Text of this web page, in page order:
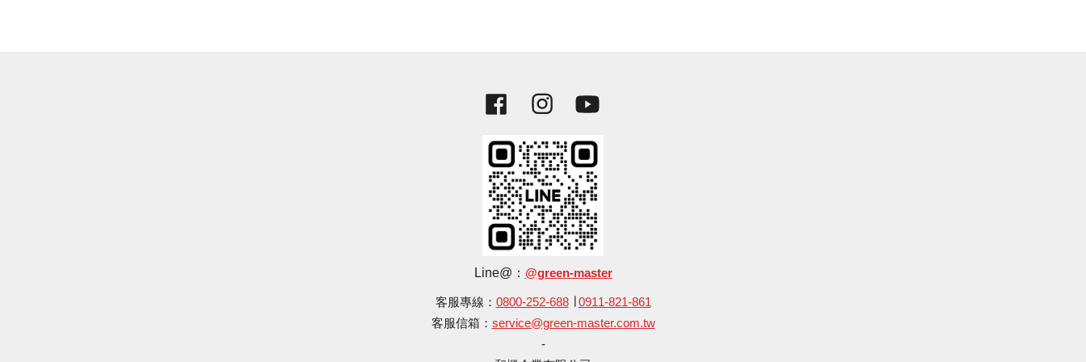
Facebook Instagram
Line@： @green-master
客服專線： 0800-252-688∣ 0911-821-861
客服信箱： service@green-master.com.tw
-